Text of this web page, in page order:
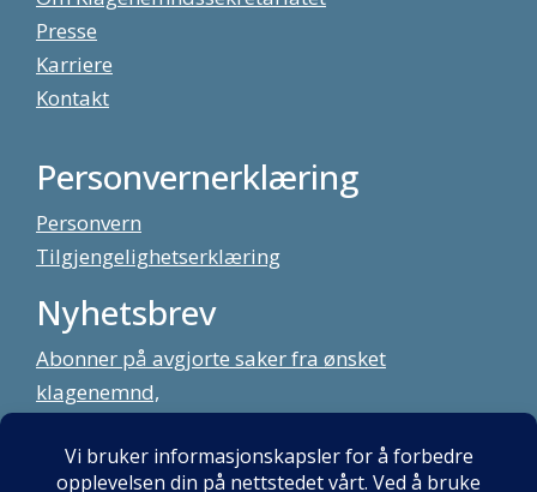
Presse
Karriere
Kontakt
Personvernerklæring
Personvern
Tilgjengelighetserklæring
Nyhetsbrev
Abonner på avgjorte saker fra ønsket
klagenemnd,